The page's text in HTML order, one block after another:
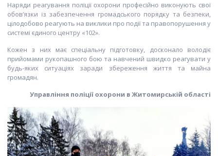
Наряди реагування поліції охорони професійно виконують свої
обов’язки із забезпечення громадського порядку та безпеки,
цілодобово реагують на виклики про події та правопорушення у
системі єдиного центру «102».
Кожен з них має спеціальну підготовку, досконало володіє
прийомами рукопашного бою та навчений швидко реагувати у
будь-яких ситуаціях заради збереження життя та майна
громадян.
Управління поліції охорони в Житомирській області